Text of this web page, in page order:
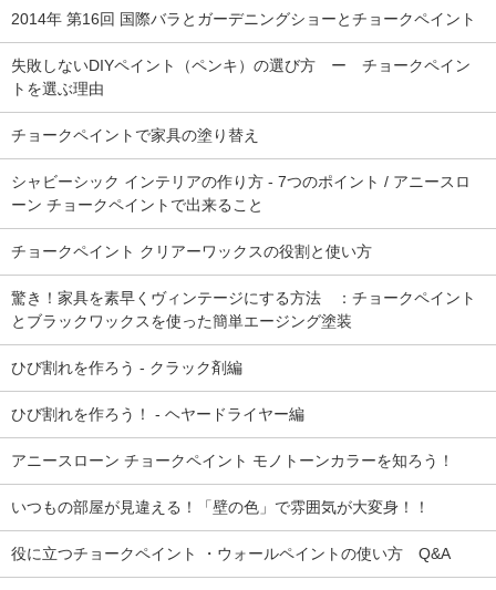
2014年 第16回 国際バラとガーデニングショーとチョークペイント
失敗しないDIYペイント（ペンキ）の選び方 ー チョークペイン
トを選ぶ理由
チョークペイントで家具の塗り替え
シャビーシック インテリアの作り方 - 7つのポイント / アニースロ
ーン チョークペイントで出来ること
チョークペイント クリアーワックスの役割と使い方
驚き！家具を素早くヴィンテージにする方法 ：チョークペイント
とブラックワックスを使った簡単エージング塗装
ひび割れを作ろう - クラック剤編
ひび割れを作ろう！ - ヘヤードライヤー編
アニースローン チョークペイント モノトーンカラーを知ろう！
いつもの部屋が見違える！「壁の色」で雰囲気が大変身！！
役に立つチョークペイント ・ウォールペイントの使い方 Q&A